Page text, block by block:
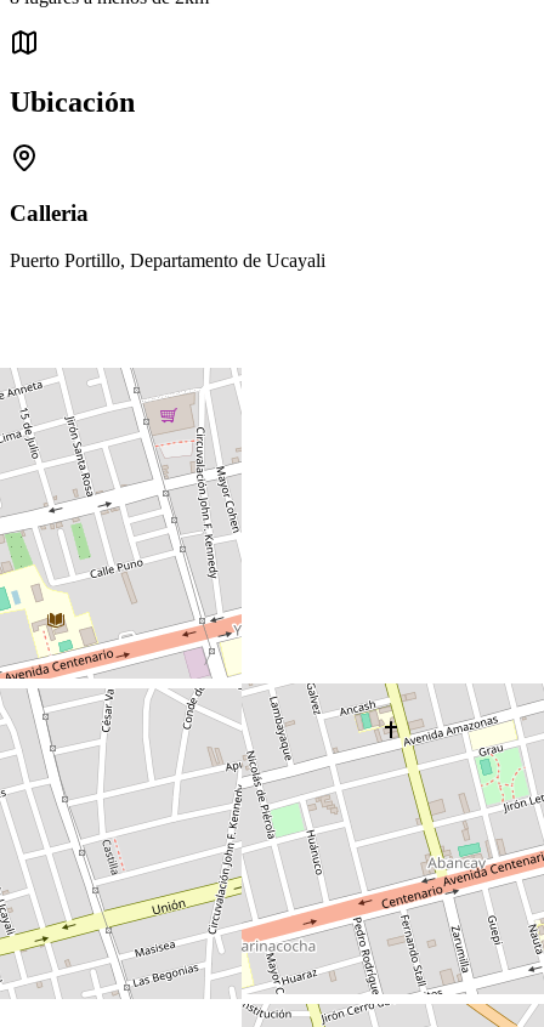
Ubicación
Calleria
Puerto Portillo, Departamento de Ucayali